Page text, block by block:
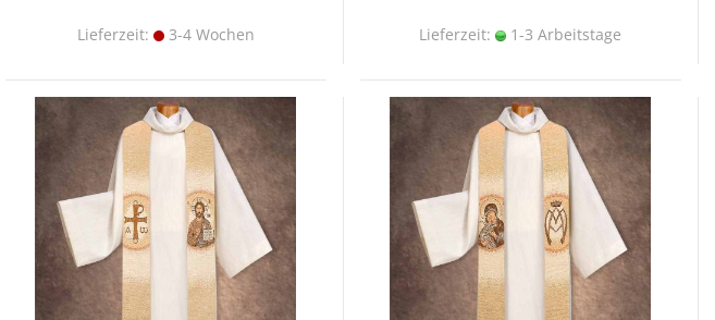
Lieferzeit: 3-4 Wochen Lieferzeit: 1-3 Arbeitstage